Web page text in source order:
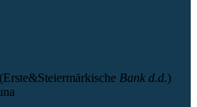
Bank d.d.)